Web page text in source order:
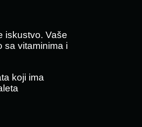
iskustvo. Vaše
sa vitaminima i
koji ima